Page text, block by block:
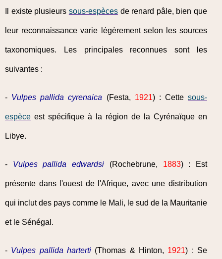
Il existe plusieurs sous-espècesde renard pâle, bien que
leur reconnaissance varie légèrement selon les sources
taxonomiques. Les principales reconnues sont les
suivantes :
- Vulpes pallida cyrenaica (Festa, 1921) : Cette sous-
espèce est spécifique à la région de la Cyrénaïque en
Libye.
- Vulpes pallida edwardsi (Rochebrune, 1883) : Est
présente dans l'ouest de l'Afrique, avec une distribution
qui inclut des pays comme le Mali, le sud de la Mauritanie
et le Sénégal.
- Vulpes pallida harterti (Thomas & Hinton, 1921) : Se